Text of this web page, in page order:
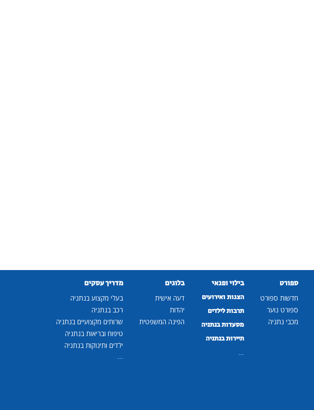
ספורט
חדשות ספורט
ספורט נוער
מכבי נתניה
בילוי ופנאי
הצגות ואירועים
תרבות לילדים
מסעדות בנתניה
תיירות בנתניה
...
בלוגים
דעה אישית
יהדות
הפינה המשפטית
מדריך עסקים
בעלי מקצוע בנתניה
רכב בנתניה
שרותים מקצועיים בנתניה
טיפוח ובריאות בנתניה
ילדים ותינוקות בנתניה
...